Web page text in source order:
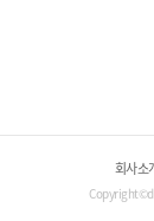
회사소